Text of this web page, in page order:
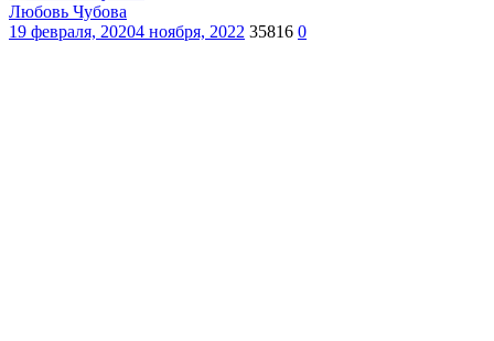
Любовь Чубова
19 февраля, 20204 ноября, 2022 35816 0